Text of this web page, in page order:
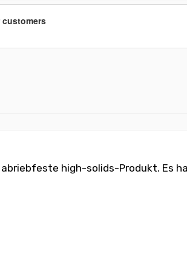
high-solids-Produkt. Es